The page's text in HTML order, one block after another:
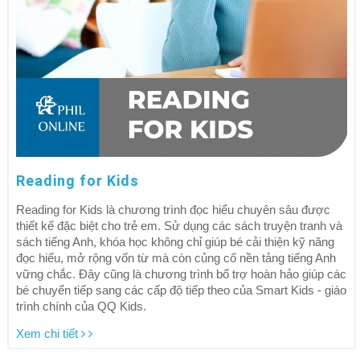
Reading for Kids
Reading for Kids là chương trình đọc hiểu chuyên sâu được
thiết kế đặc biệt cho trẻ em. Sử dụng các sách truyện tranh và
sách tiếng Anh, khóa học không chỉ giúp bé cải thiện kỹ năng
đọc hiểu, mở rộng vốn từ mà còn củng cố nền tảng tiếng Anh
vững chắc. Đây cũng là chương trình bổ trợ hoàn hảo giúp các
bé chuyển tiếp sang các cấp độ tiếp theo của Smart Kids - giáo
trình chính của QQ Kids.
Xem chi tiết